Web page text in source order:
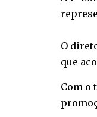
O
que
Com o